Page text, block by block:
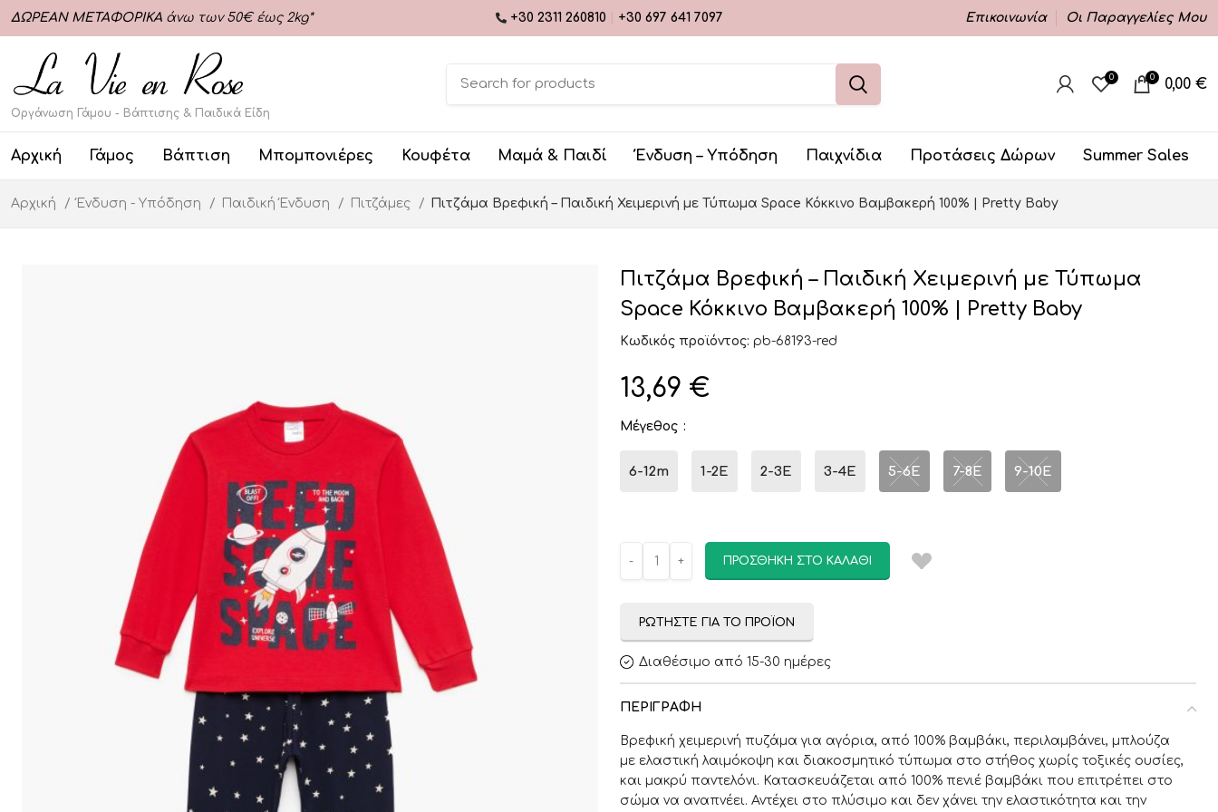
ΔΩΡΕΑΝ ΜΕΤΑΦΟΡΙΚΑ άνω των 50€ έως 2kg* +30 2311 260810 +30 697 641 7097 Επικοινωνία Οι Παραγγελίες Μου
Οργάνωση Γάμου - Βάπτισης & Παιδικά Είδη
0 0 0,00 €
Αρχική Γάμος Βάπτιση Μπομπονιέρες Κουφέτα Μαμά & Παιδί Ένδυση – Υπόδηση Παιχνίδια Προτάσεις Δώρων Summer Sales
Αρχική Ένδυση - Υπόδηση Παιδική Ένδυση Πιτζάμες Πιτζάμα Βρεφική – Παιδική Χειμερινή με Τύπωμα Space Κόκκινο Βαμβακερή 100% | Pretty Baby
Πιτζάμα Βρεφική – Παιδική Χειμερινή με Τύπωμα
Space Κόκκινο Βαμβακερή 100% | Pretty Baby
Κωδικός προϊόντος: pb-68193-red
13,69 €
Μέγεθος
6-12m 1-2E 2-3Ε 3-4Ε 5-6E 7-8E 9-10E
ΠΡΟΣΘΉΚΗ ΣΤΟ ΚΑΛΆΘΙ
ΡΩΤΉΣΤΕ ΓΙΑ ΤΟ ΠΡΟΪΌΝ
Διαθέσιμο από 15-30 ημέρες
ΠΕΡΙΓΡΑΦΉ
Βρεφική χειμερινή πυζάμα για αγόρια, από 100% βαμβάκι, περιλαμβάνει, μπλούζα
με ελαστική λαιμόκοψη και διακοσμητικό τύπωμα στο στήθος χωρίς τοξικές ουσίες,
και μακρύ παντελόνι. Κατασκευάζεται από 100% πενιέ βαμβάκι που επιτρέπει στο
σώμα να αναπνέει. Αντέχει στο πλύσιμο και δεν χάνει την ελαστικότητα και την